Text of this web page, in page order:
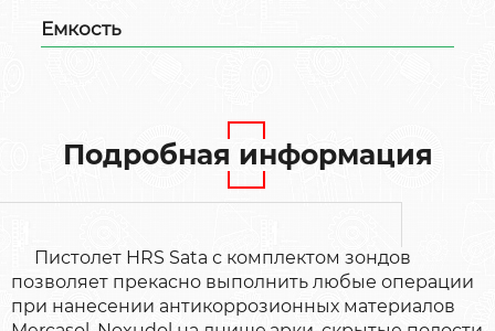
Емкость
Подробная информация
Пистолет HRS Sata с комплектом зондов
позволяет прекасно выполнить любые операции
при нанесении антикоррозионных материалов